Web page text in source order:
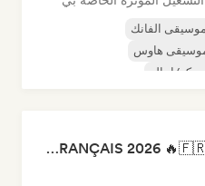
موسيقى الفانك
هاوس
إيتالو
RAP FRANÇAIS 2026 🔥🇫🇷 (Way Records)